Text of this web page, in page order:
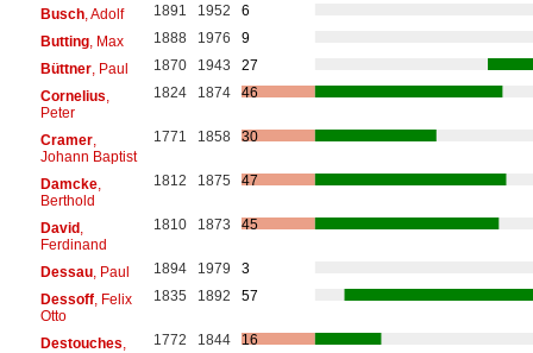
Busch, Adolf 1891 1952
6
Butting, Max 1888 1976
9
Büttner, Paul 1870 1943
27
Cornelius
Peter
1824 1874 46
Cramer,
Johann Baptist
1771 1858 30
Damcke,
Berthold
1812 1875 47
David,
Ferdinand
1810 1873 45
Dessau, Paul 1894 1979
3
Dessoff, Felix
Otto
1835 1892 57
Destouches 1772 1844 16